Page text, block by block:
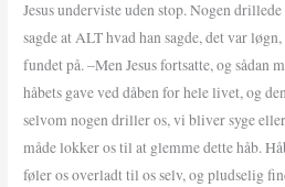
Jesus underviste uden stop. Nogen
sagde at ALT hvad han sagde, det var
fundet på. –Men Jesus fortsatte, og sådan
håbets gave ved dåben for hele livet, og
selvom nogen driller os, vi bliver syge
måde lokker os til at glemme dette håb.
føler os overladt til os selv, og pludselig